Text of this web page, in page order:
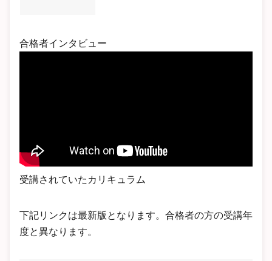
合格者インタビュー
受講されていたカリキュラム
下記リンクは最新版となります。合格者の方の受講年
度と異なります。